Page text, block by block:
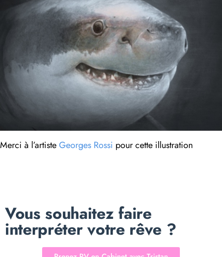
Merci à l’artisteGeorges Rossi pour cette illustration
Vous souhaitez faire
interpréter votre rêve ?